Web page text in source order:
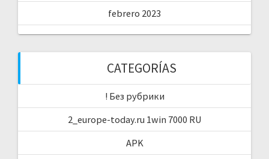
febrero 2023
CATEGORÍAS
! Без рубрики
2_europe-today.ru 1win 7000 RU
APK